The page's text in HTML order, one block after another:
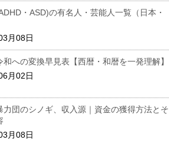
・ASD)の有名人・芸能人一覧（日本・
月08日
和への変換早見表【西暦・和暦を一発理解】
月02日
力団のシノギ、収入源｜資金の獲得方法とそ
月08日